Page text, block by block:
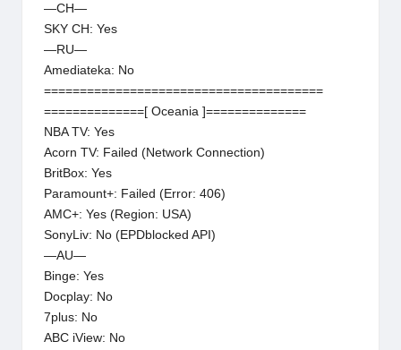
—CH—
SKY CH: Yes
—RU—
Amediateka: No
=======================================
==============[ Oceania ]==============
NBA TV: Yes
Acorn TV: Failed (Network Connection)
BritBox: Yes
Paramount+: Failed (Error: 406)
AMC+: Yes (Region: USA)
SonyLiv: No (EPDblocked API)
—AU—
Binge: Yes
Docplay: No
7plus: No
ABC iView: No